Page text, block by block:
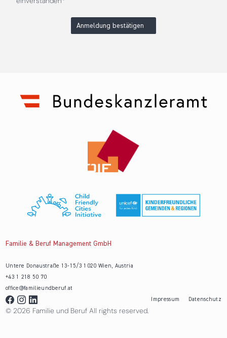
Anmeldung bestätigen
Familie & Beruf Management GmbH
Untere Donaustraße 13-15/3 1020 Wien, Austria
+43 1 218 50 70
office@familieundberuf.at
Impressum
Datenschutz
© 2026 Familie und Beruf All rights reserved.